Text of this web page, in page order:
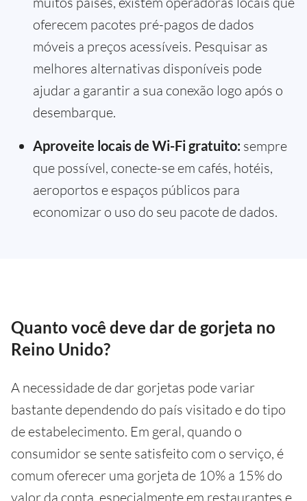
oferecem pacotes pré-pagos de dados
móveis a preços acessíveis. Pesquisar as
melhores alternativas disponíveis pode
ajudar a garantir a sua conexão logo após o
desembarque.
Aproveite locais de Wi-Fi gratuito: sempre
que possível, conecte-se em cafés, hotéis,
aeroportos e espaços públicos para
economizar o uso do seu pacote de dados.
Quanto você deve dar de gorjeta no
Reino Unido?
A necessidade de dar gorjetas pode variar
bastante dependendo do país visitado e do tipo
de estabelecimento. Em geral, quando o
consumidor se sente satisfeito com o serviço, é
comum oferecer uma gorjeta de 10% a 15% do
valor da conta, especialmente em restaurantes e